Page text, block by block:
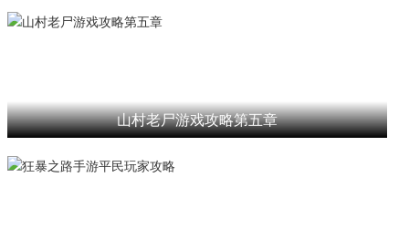
山村老尸游戏攻略第五章